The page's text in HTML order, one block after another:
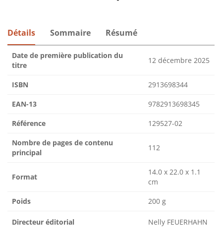
Détails Sommaire Résumé
Date de première publication du
titre
12 décembre 2025
ISBN 2913698344
EAN-13 9782913698345
Référence 129527-02
Nombre de pages de contenu
principal
112
Format
14.0 x 22.0 x 1.1
cm
Poids 200 g
Directeur éditorial Nelly FEUERHAHN